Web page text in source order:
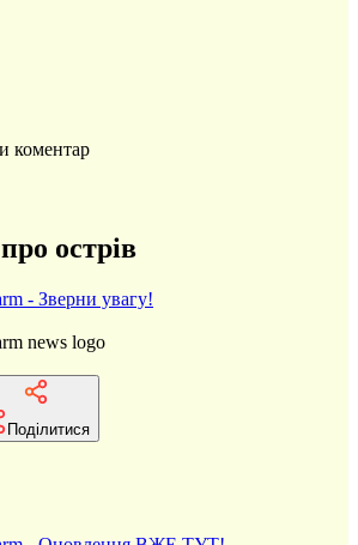
коментар
острів
Поділитися